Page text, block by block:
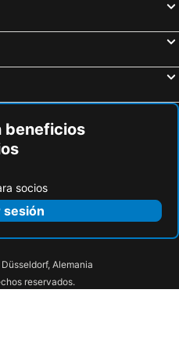
Hoteles en Vélez-Málaga
Hoteles en Medina-Sidonia
beneficios
socios
sesión
Alemania
reservados.